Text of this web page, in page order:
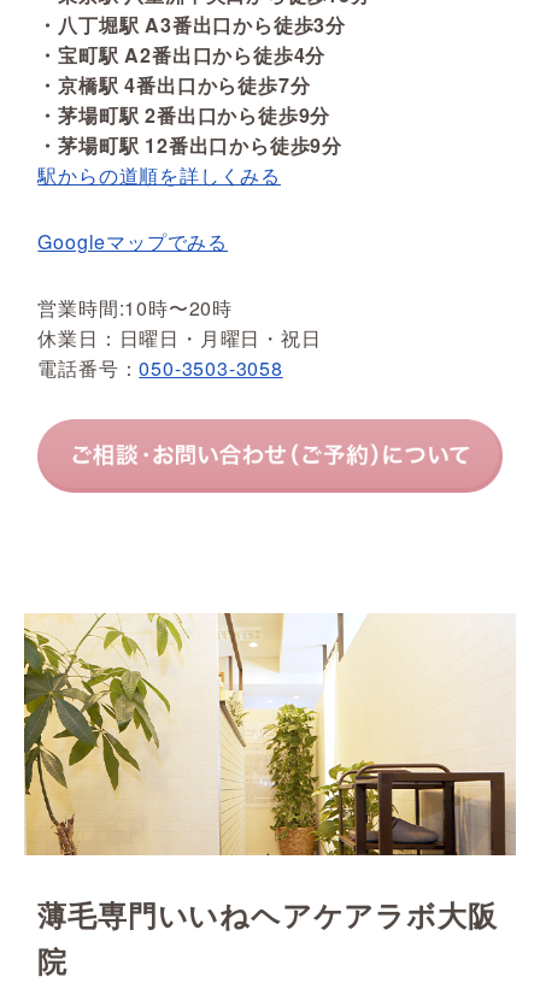
・八丁堀駅 A3番出口から徒歩3分
・宝町駅 A2番出口から徒歩4分
・京橋駅 4番出口から徒歩7分
・茅場町駅 2番出口から徒歩9分
・茅場町駅 12番出口から徒歩9分
駅からの道順を詳しくみる
Googleマップでみる
営業時間:10時〜20時
休業日：日曜日・月曜日・祝日
電話番号：050-3503-3058
薄毛専門いいねヘアケアラボ大阪
院